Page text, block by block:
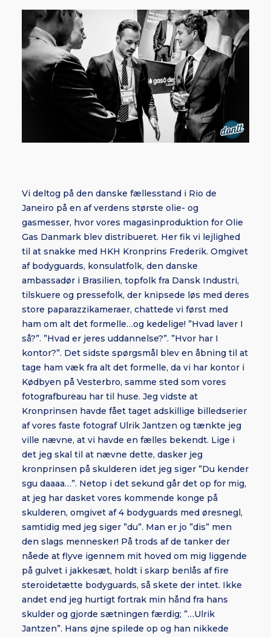
Vi deltog på den danske fællesstand i Rio de
Janeiro på en af verdens største olie- og
gasmesser, hvor vores magasinproduktion for Olie
Gas Danmark blev distribueret. Her fik vi lejlighed
til at snakke med HKH Kronprins Frederik. Omgivet
af bodyguards, konsulatfolk, den danske
ambassadør i Brasilien, topfolk fra Dansk Industri,
tilskuere og pressefolk, der knipsede løs med deres
store paparazzikameraer, chattede vi først med
ham om alt det formelle…og kedelige! ”Hvad laver I
så?”. ”Hvad er jeres uddannelse?”. ”Hvor har I
kontor?”. Det sidste spørgsmål blev en åbning til at
tage ham væk fra alt det formelle, da vi har kontor i
Kødbyen på Vesterbro, samme sted som vores
fotografbureau har til huse. Jeg vidste at
Kronprinsen havde fået taget adskillige billedserier
af vores faste fotograf Ulrik Jantzen og tænkte jeg
ville nævne, at vi havde en fælles bekendt. Lige i
det jeg skal til at nævne dette, dasker jeg
kronprinsen på skulderen idet jeg siger ”Du kender
sgu daaaa…”. Netop i det sekund går det op for mig,
at jeg har dasket vores kommende konge på
skulderen, omgivet af 4 bodyguards med øresnegl,
samtidig med jeg siger ”du”. Man er jo ”dis” men
den slags mennesker! På trods af de tanker der
nåede at flyve igennem mit hoved om mig liggende
på gulvet i jakkesæt, holdt i skarp benlås af fire
steroidetætte bodyguards, så skete der intet. Ikke
andet end jeg hurtigt fortrak min hånd fra hans
skulder og gjorde sætningen færdig; ”…Ulrik
Jantzen”. Hans øjne spilede op og han nikkede